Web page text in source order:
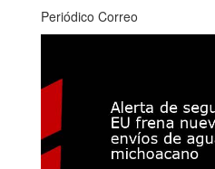
Periódico Correo